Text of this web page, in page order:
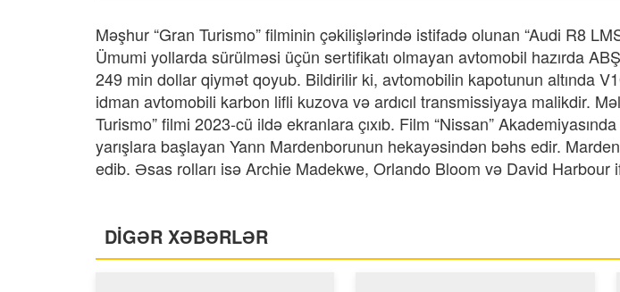
Məşhur “Gran Turismo” filminin çəkilişlərində istifadə olunan “Audi R8 LMS
Ümumi yollarda sürülməsi üçün sertifikatı olmayan avtomobil hazırda
249 min dollar qiymət qoyub. Bildirilir ki, avtomobilin kapotunun altında
idman avtomobili karbon lifli kuzova və ardıcıl transmissiyaya malikdir.
Turismo” filmi 2023-cü ildə ekranlara çıxıb. Film “Nissan”
yarışlara başlayan Yann Mardenborunun hekayəsindən bəhs edir.
edib. Əsas rolları isə Archie Madekwe, Orlando Bloom və David Harbour
DİGƏR XƏBƏRLƏR